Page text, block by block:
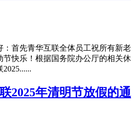
：首先青华互联全体员工祝所有新老
节快乐！根据国务院办公厅的相关休
2025年清明节放假的通